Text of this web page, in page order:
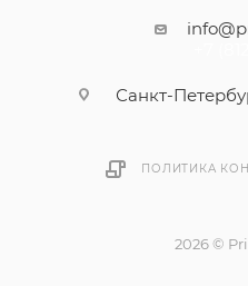
Санкт-
ПОЛИТИКА
2026 ©